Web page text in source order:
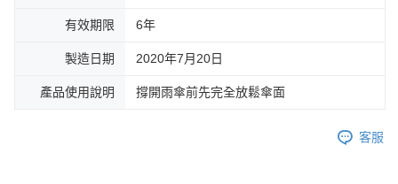
有效期限 6年
製造日期 2020年7月20日
產品使用說明 撐開雨傘前先完全放鬆傘面
客服